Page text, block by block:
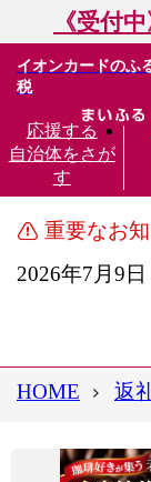
《受付
イオンカードのふ
税
応援する
自治体をさが
す
重要なお
2026年7月9日
HOME 返